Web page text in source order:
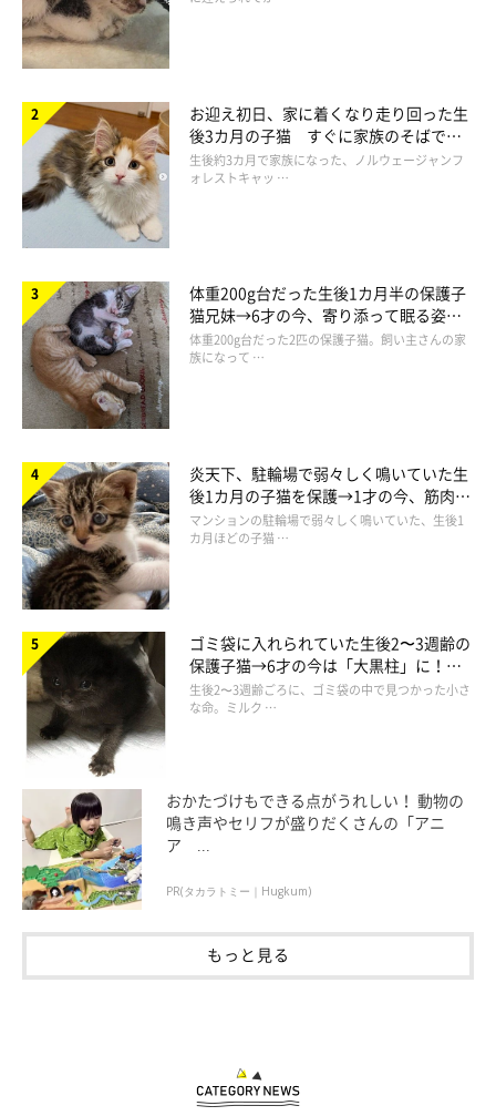
同じ調査でラグドールの次に愛情深さの評価が高かったのが、ミ
ックスの短毛猫。また、友好性がある猫という評価では、ラグド
愛情深い猫…ラグドールとミックスの短毛猫が高評価
友好性がある猫…ラグドールとメインクーンが高評価
愛情深さや友好性は、人との距離を縮める要素になります。その
せん。
番外編 ～かまってあげられないと猫もすねる
お迎え初日、家に着くなり走り回った生
後3カ月の子猫 すぐに家族のそばで落
ち着く姿に「迎えてよかった」
生後約3カ月で家族になった、ノルウェージャンフ
ォレストキャッ …
体重200g台だった生後1カ月半の保護子
猫兄妹→6才の今、寄り添って眠る姿に
ほっこり！
体重200g台だった2匹の保護子猫。飼い主さんの家
族になって …
炎天下、駐輪場で弱々しく鳴いていた生
後1カ月の子猫を保護→1才の今、筋肉質
でツンデレなコに成長
マンションの駐輪場で弱々しく鳴いていた、生後1
カ月ほどの子猫 …
ゴミ袋に入れられていた生後2〜3週齢の
保護子猫→6才の今は「大黒柱」に！
美しい黒猫に成長した姿にグッとくる
生後2〜3週齢ごろに、ゴミ袋の中で見つかった小さ
な命。ミルク …
おかたづけもできる点がうれしい！ 動物の
鳴き声やセリフが盛りだくさんの「アニ
ア ...
PR(タカラトミー｜Hugkum)
もっと見る